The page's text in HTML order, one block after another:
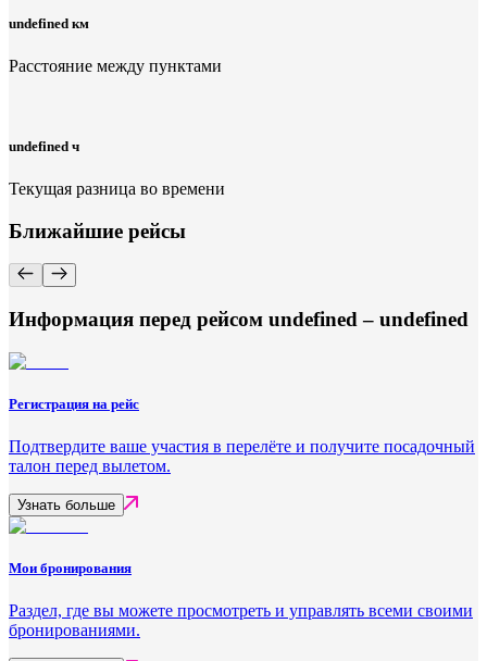
undefined км
Расстояние между пунктами
undefined ч
Текущая разница во времени
Ближайшие рейсы
Информация перед рейсом undefined – undefined
Регистрация на рейс
Подтвердите ваше участия в перелёте и получите посадочный
талон перед вылетом.
Узнать больше
Мои бронирования
Раздел, где вы можете просмотреть и управлять всеми своими
бронированиями.